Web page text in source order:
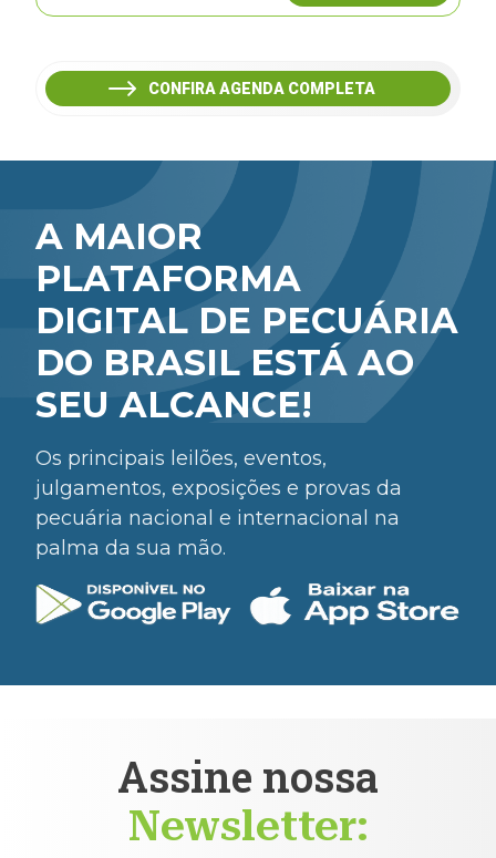
CONFIRA AGENDA COMPLETA
A MAIOR
PLATAFORMA
DIGITAL DE PECUÁRIA
DO BRASIL ESTÁ AO
SEU ALCANCE!
Os principais leilões, eventos,
julgamentos, exposições e provas da
pecuária nacional e internacional na
palma da sua mão.
Assine nossa
Newsletter: